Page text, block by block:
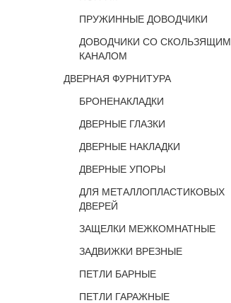
ПРУЖИННЫЕ ДОВОДЧИКИ
ДОВОДЧИКИ СО СКОЛЬЗЯЩИМ
КАНАЛОМ
ДВЕРНАЯ ФУРНИТУРА
БРОНЕНАКЛАДКИ
ДВЕРНЫЕ ГЛАЗКИ
ДВЕРНЫЕ НАКЛАДКИ
ДВЕРНЫЕ УПОРЫ
ДЛЯ МЕТАЛЛОПЛАСТИКОВЫХ
ДВЕРЕЙ
ЗАЩЕЛКИ МЕЖКОМНАТНЫЕ
ЗАДВИЖКИ ВРЕЗНЫЕ
ПЕТЛИ БАРНЫЕ
ПЕТЛИ ГАРАЖНЫЕ